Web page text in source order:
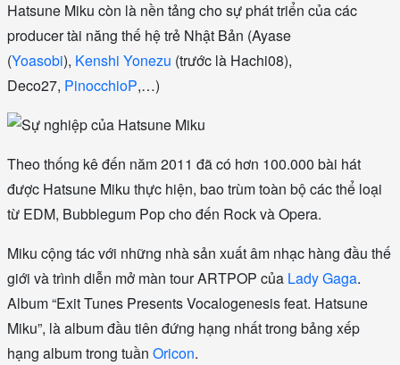
Hatsune Miku còn là nền tảng cho sự phát triển của các
producer tài năng thế hệ trẻ Nhật Bản (Ayase
(Yoasobi), Kenshi Yonezu (trước là Hachi08),
Deco27, PinocchioP,…)
Theo thống kê đến năm 2011 đã có hơn 100.000 bài hát
được Hatsune Miku thực hiện, bao trùm toàn bộ các thể loại
từ EDM, Bubblegum Pop cho đến Rock và Opera.
Miku cộng tác với những nhà sản xuất âm nhạc hàng đầu thế
giới và trình diễn mở màn tour ARTPOP của Lady Gaga.
Album “Exit Tunes Presents Vocalogenesis feat. Hatsune
Miku”, là album đầu tiên đứng hạng nhất trong bảng xếp
hạng album trong tuần Oricon.